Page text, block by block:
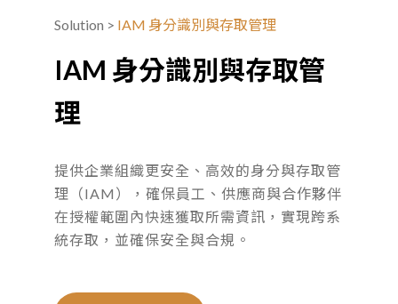
Solution > IAM 身分識別與存取管理
IAM 身分識別與存取管
理
提供企業組織更安全、高效的身分與存取管
理（IAM），確保員工、供應商與合作夥伴
在授權範圍內快速獲取所需資訊，實現跨系
統存取，並確保安全與合規。